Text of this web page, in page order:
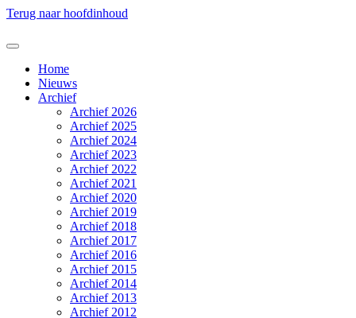
Terug naar hoofdinhoud
Home
Nieuws
Archief
Archief 2026
Archief 2025
Archief 2024
Archief 2023
Archief 2022
Archief 2021
Archief 2020
Archief 2019
Archief 2018
Archief 2017
Archief 2016
Archief 2015
Archief 2014
Archief 2013
Archief 2012